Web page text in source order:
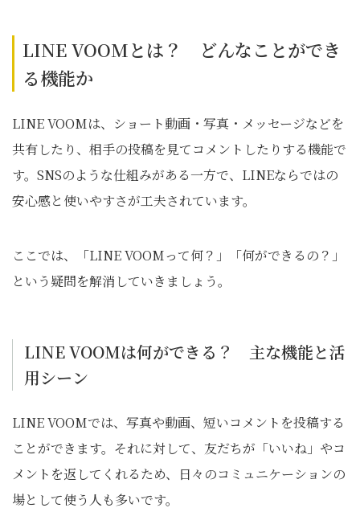
LINE VOOMとは？ どんなことができ
る機能か
LINE VOOMは、ショート動画・写真・メッセージなどを
共有したり、相手の投稿を見てコメントしたりする機能で
す。SNSのような仕組みがある一方で、LINEならではの
安心感と使いやすさが工夫されています。
ここでは、「LINE VOOMって何？」「何ができるの？」
という疑問を解消していきましょう。
LINE VOOMは何ができる？ 主な機能と活
用シーン
LINE VOOMでは、写真や動画、短いコメントを投稿する
ことができます。それに対して、友だちが「いいね」やコ
メントを返してくれるため、日々のコミュニケーションの
場として使う人も多いです。